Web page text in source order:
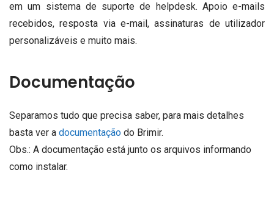
em um sistema de suporte de helpdesk. Apoio e-mails
recebidos, resposta via e-mail, assinaturas de utilizador
personalizáveis ​​e muito mais.
Documentação
Separamos tudo que precisa saber, para mais detalhes
basta ver a documentação do Brimir.
Obs.: A documentação está junto os arquivos informando
como instalar.